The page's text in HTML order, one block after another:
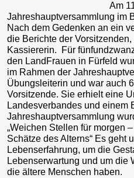
Am
Jahreshauptversammlung im
Nach dem Gedenken an ein
die Berichte der
Kassiererin. Für
den LandFrauen in Fürfeld
im Rahmen der
Übungsleiterin und war auch
Vorsitzende. Sie erhielt eine
Landesverbandes und einem
Jahreshauptversammlung
„Weichen Stellen für morgen
Schätze des Alterns“ Es geht
Lebenserfahrung, um die
Lebenserwartung und um die
die ältere Menschen haben.